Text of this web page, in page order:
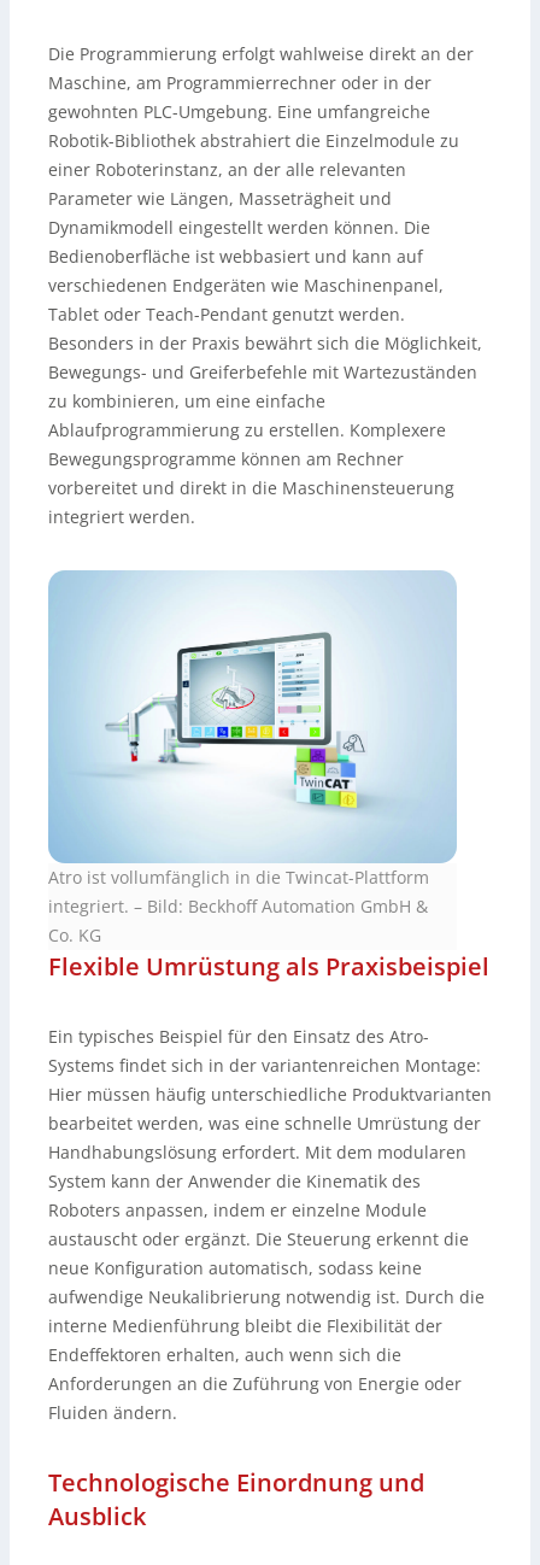
Die Programmierung erfolgt wahlweise direkt an der
Maschine, am Programmierrechner oder in der
gewohnten PLC-Umgebung. Eine umfangreiche
Robotik-Bibliothek abstrahiert die Einzelmodule zu
einer Roboterinstanz, an der alle relevanten
Parameter wie Längen, Masseträgheit und
Dynamikmodell eingestellt werden können. Die
Bedienoberfläche ist webbasiert und kann auf
verschiedenen Endgeräten wie Maschinenpanel,
Tablet oder Teach-Pendant genutzt werden.
Besonders in der Praxis bewährt sich die Möglichkeit,
Bewegungs- und Greiferbefehle mit Wartezuständen
zu kombinieren, um eine einfache
Ablaufprogrammierung zu erstellen. Komplexere
Bewegungsprogramme können am Rechner
vorbereitet und direkt in die Maschinensteuerung
integriert werden.
Atro ist vollumfänglich in die Twincat-Plattform
integriert. – Bild: Beckhoff Automation GmbH &
Co. KG
Flexible Umrüstung als Praxisbeispiel
Ein typisches Beispiel für den Einsatz des Atro-
Systems findet sich in der variantenreichen Montage:
Hier müssen häufig unterschiedliche Produktvarianten
bearbeitet werden, was eine schnelle Umrüstung der
Handhabungslösung erfordert. Mit dem modularen
System kann der Anwender die Kinematik des
Roboters anpassen, indem er einzelne Module
austauscht oder ergänzt. Die Steuerung erkennt die
neue Konfiguration automatisch, sodass keine
aufwendige Neukalibrierung notwendig ist. Durch die
interne Medienführung bleibt die Flexibilität der
Endeffektoren erhalten, auch wenn sich die
Anforderungen an die Zuführung von Energie oder
Fluiden ändern.
Technologische Einordnung und
Ausblick